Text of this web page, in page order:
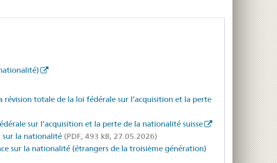
totale de la loi fédérale sur l’acquisition et la perte
sur l’acquisition et la perte de la nationalité suisse
sur la nationalité(PDF, 493 kB, 27.05.2026)
sur la nationalité (étrangers de la troisième génération)